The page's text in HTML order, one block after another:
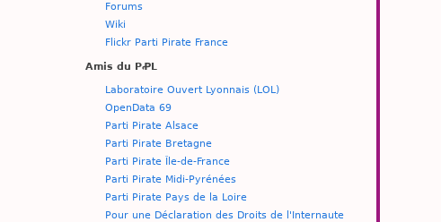
Forums
Wiki
Flickr Parti Pirate France
Amis du PꝒL
Laboratoire Ouvert Lyonnais (LOL)
OpenData 69
Parti Pirate Alsace
Parti Pirate Bretagne
Parti Pirate Île-de-France
Parti Pirate Midi-Pyrénées
Parti Pirate Pays de la Loire
Pour une Déclaration des Droits de l'Internaute